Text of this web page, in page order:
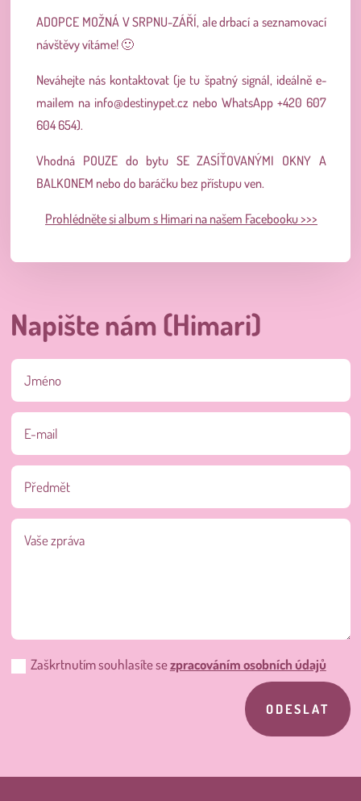
ADOPCE MOŽNÁ V SRPNU-ZÁŘÍ, ale drbací a seznamovací
návštěvy vítáme! 🙂
Neváhejte nás kontaktovat (je tu špatný signál, ideálně e-
mailem na info@destinypet.cz nebo WhatsApp +420 607
604 654).
Vhodná POUZE do bytu SE ZASÍŤOVANÝMI OKNY A
BALKONEM nebo do baráčku bez přístupu ven.
Prohlédněte si album s Himari na našem Facebooku >>>
Napište nám (Himari)
Zaškrtnutím souhlasíte sezpracováním osobních údajů
ODESLAT